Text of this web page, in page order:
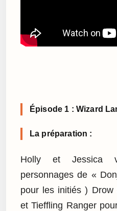
Épisode 1 : Wizard
La préparation :
Holly et Jessica
personnages de «
pour les initiés ) Drow
et Tieffling Ranger